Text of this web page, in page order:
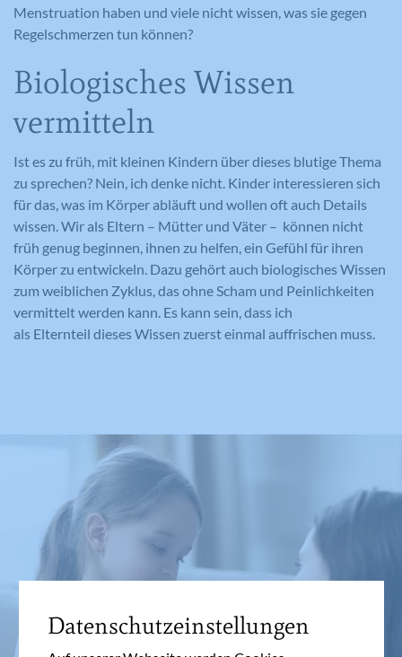
Menstruation haben und viele nicht wissen, was sie gegen
Regelschmerzen tun können?
Biologisches Wissen
vermitteln
Ist es zu früh, mit kleinen Kindern über dieses blutige Thema
zu sprechen? Nein, ich denke nicht. Kinder interessieren sich
für das, was im Körper abläuft und wollen oft auch Details
wissen. Wir als Eltern – Mütter und Väter – können nicht
früh genug beginnen, ihnen zu helfen, ein Gefühl für ihren
Körper zu entwickeln. Dazu gehört auch biologisches Wissen
zum weiblichen Zyklus, das ohne Scham und Peinlichkeiten
vermittelt werden kann. Es kann sein, dass ich
als Elternteil dieses Wissen zuerst einmal auffrischen muss.
Datenschutzeinstellungen